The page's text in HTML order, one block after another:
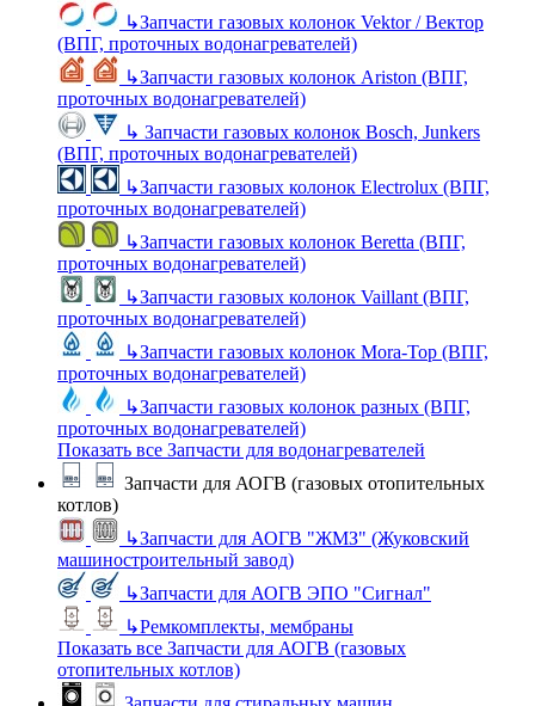
↳Запчасти газовых колонок Vektor / Вектор
(ВПГ, проточных водонагревателей)
↳Запчасти газовых колонок Ariston (ВПГ,
проточных водонагревателей)
↳ Запчасти газовых колонок Bosch, Junkers
(ВПГ, проточных водонагревателей)
↳Запчасти газовых колонок Electrolux (ВПГ,
проточных водонагревателей)
↳Запчасти газовых колонок Beretta (ВПГ,
проточных водонагревателей)
↳Запчасти газовых колонок Vaillant (ВПГ,
проточных водонагревателей)
↳Запчасти газовых колонок Mora-Top (ВПГ,
проточных водонагревателей)
↳Запчасти газовых колонок разных (ВПГ,
проточных водонагревателей)
Показать все Запчасти для водонагревателей
Запчасти для АОГВ (газовых отопительных
котлов)
↳Запчасти для АОГВ "ЖМЗ" (Жуковский
машиностроительный завод)
↳Запчасти для АОГВ ЭПО "Сигнал"
↳Ремкомплекты, мембраны
Показать все Запчасти для АОГВ (газовых
отопительных котлов)